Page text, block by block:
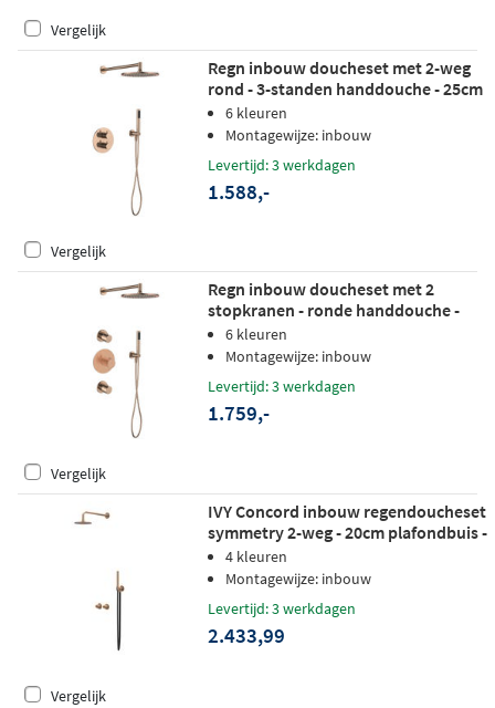
Vergelijk
Regn inbouw doucheset met 2-weg
rond - 3-standen handdouche - 25cm
hoofddouche - wandarm -
wandsteun - geborsteld koper pvd
6 kleuren
Montagewijze: inbouw
Levertijd: 3 werkdagen
1.588,-
Vergelijk
Regn inbouw doucheset met 2
stopkranen - ronde handdouche -
25cm hoofddouche - plafondbuis -
wandsteun - geborsteld koper pvd
6 kleuren
Montagewijze: inbouw
Levertijd: 3 werkdagen
1.759,-
Vergelijk
IVY Concord inbouw regendoucheset
symmetry 2-weg - 20cm plafondbuis -
20cm medium hoofddouche -
glijstang - staafhanddouche - rvs316
4 kleuren
Montagewijze: inbouw
Levertijd: 3 werkdagen
2.433,99
Vergelijk